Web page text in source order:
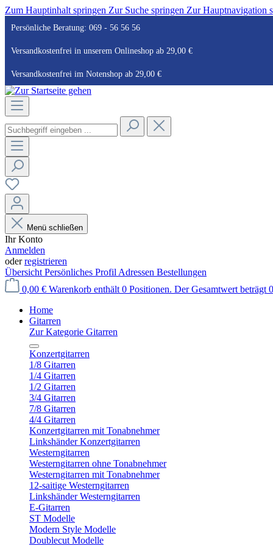
Zum Hauptinhalt springen Zur Suche springen Zur Hauptnavigation
Persönliche Beratung: 069 - 56 56 56
Versandkostenfrei in unserem Onlineshop ab 29,00 €
Versandkostenfrei im Notenshop ab 29,00 €
Menü schließen
Ihr Konto
Anmelden
oderregistrieren
Übersicht Persönliches Profil Adressen Bestellungen
0,00 € Warenkorb enthält 0 Positionen. Der Gesamtwert beträgt
Home
Gitarren
Zur Kategorie Gitarren
Konzertgitarren
1/8 Gitarren
1/4 Gitarren
1/2 Gitarren
3/4 Gitarren
7/8 Gitarren
4/4 Gitarren
Konzertgitarren mit Tonabnehmer
Linkshänder Konzertgitarren
Westerngitarren
Westerngitarren ohne Tonabnehmer
Westerngitarren mit Tonabnehmer
12-saitige Westerngitarren
Linkshänder Westerngitarren
E-Gitarren
ST Modelle
Modern Style Modelle
Doublecut Modelle